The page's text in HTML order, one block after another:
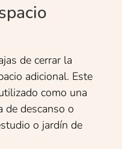
de cerrar la
adicional. Este
como una
de descanso o
o jardín de